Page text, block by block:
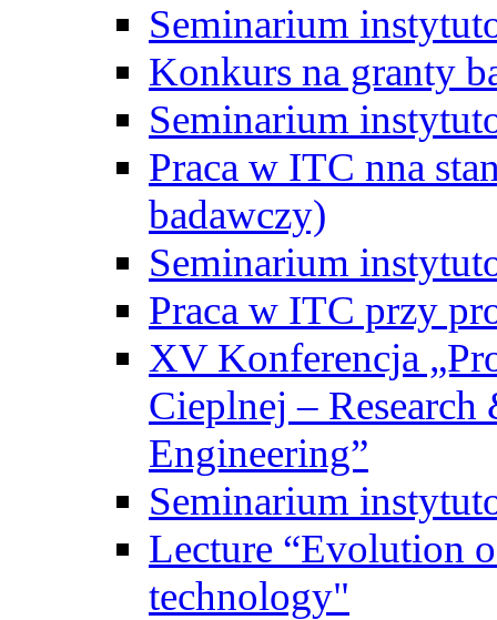
Seminarium
Konkurs na granty
Seminarium
Praca w ITC nna
badawczy)
Seminarium
Praca w ITC przy
XV Konferencja
Cieplnej –
Engineering”
Seminarium
Lecture “Evolution
technology"